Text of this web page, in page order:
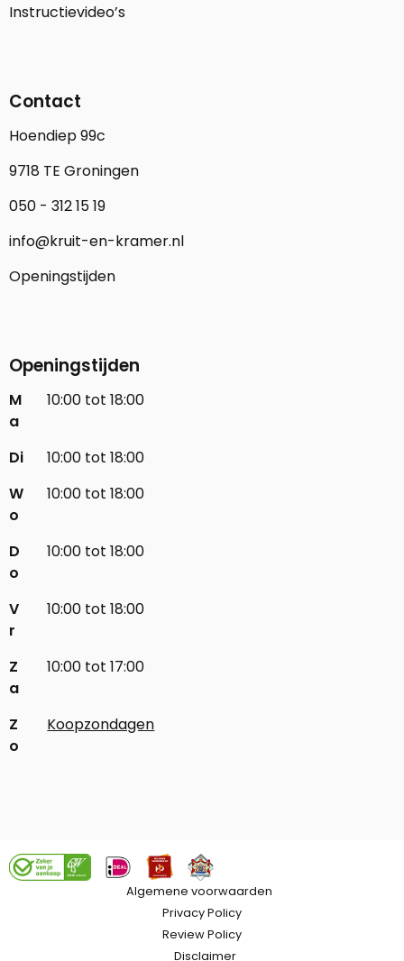
Instructievideo’s
Contact
Hoendiep 99c
9718 TE Groningen
050 - 312 15 19
info@kruit-en-kramer.nl
Openingstijden
Openingstijden
M
a
10:00 tot 18:00
Di
10:00 tot 18:00
W
o
10:00 tot 18:00
D
o
10:00 tot 18:00
V
r
10:00 tot 18:00
Z
a
10:00 tot 17:00
Z
o
Koopzondagen
Algemene voorwaarden
Privacy Policy
Review Policy
Disclaimer